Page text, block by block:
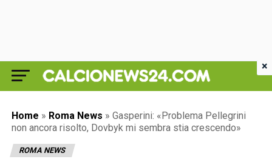
Home » Roma News » Gasperini: «Problema Pellegrini
non ancora risolto, Dovbyk mi sembra stia crescendo»
ROMA NEWS
×